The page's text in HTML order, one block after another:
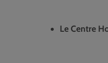
Le Centre